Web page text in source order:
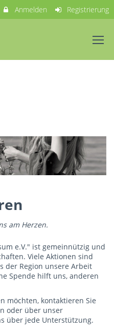
Anmelden Registrierung
am Herzen.
e.V." ist gemeinnützig und
Viele Aktionen sind
der Region unsere Arbeit
Spende hilft uns, anderen
möchten, kontaktieren Sie
oder über unser
über jede Unterstützung.